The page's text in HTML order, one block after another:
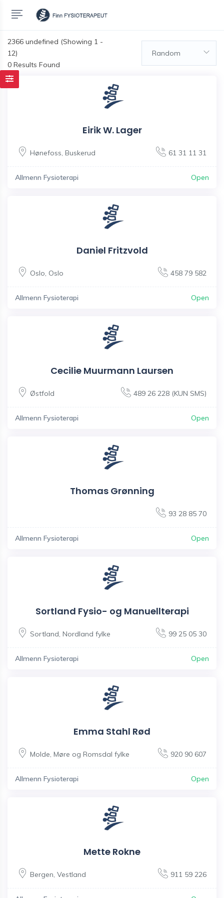
2366 undefined (Showing 1 -
12)
0 Results Found
Random
Eirik W. Lager
Hønefoss Buskerud 61 31 11 31
Allmenn Fysioterapi Open
Daniel Fritzvold
Oslo Oslo 458 79 582
Allmenn Fysioterapi Open
Cecilie Muurmann Laursen
Østfold 489 26 228 (KUN SMS)
Allmenn Fysioterapi Open
Thomas Grønning
93 28 85 70
Allmenn Fysioterapi Open
Sortland Fysio- og Manuellterapi
Sortland Nordland fylke 99 25 05 30
Allmenn Fysioterapi Open
Emma Stahl Rød
Molde Møre og Romsdal fylke 920 90 607
Allmenn Fysioterapi Open
Mette Rokne
Bergen Vestland 911 59 226